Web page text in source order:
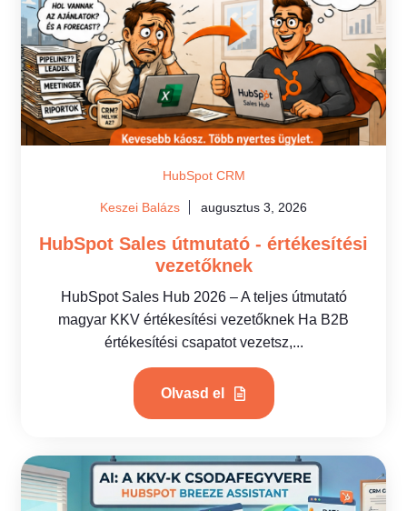
HubSpot CRM
Keszei Balázs augusztus 3, 2026
HubSpot Sales útmutató - értékesítési
vezetőknek
HubSpot Sales Hub 2026 – A teljes útmutató
magyar KKV értékesítési vezetőknek Ha B2B
értékesítési csapatot vezetsz,...
Olvasd el